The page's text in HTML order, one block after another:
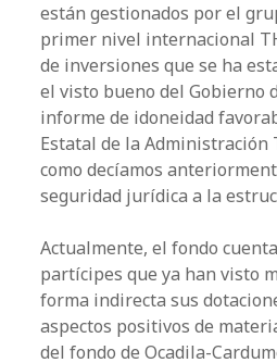
están gestionados por el
primer nivel internacional
de inversiones que se ha
el visto bueno del Gobierno
informe de idoneidad
Estatal de la
como decíamos
seguridad jurídica a la
Actualmente, el fondo
partícipes que ya han visto
forma indirecta sus
aspectos positivos de
del fondo de Ocadila-